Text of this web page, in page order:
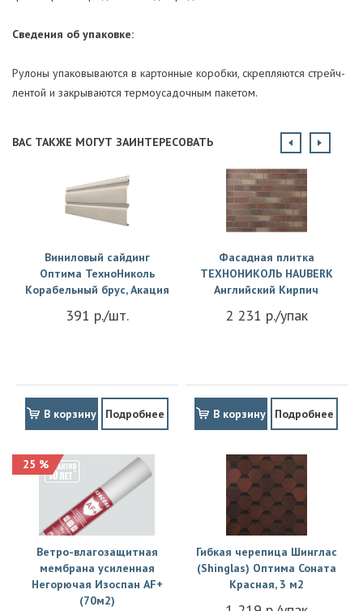
Сведения об упаковке:
Рулоны упаковываются в картонные коробки, скрепляются стрейч-
лентой и закрываются термоусадочным пакетом.
ВАС ТАКЖЕ МОГУТ ЗАИНТЕРЕСОВАТЬ
Виниловый сайдинг
Оптима ТехноНиколь
Корабельный брус, Акация
391 р./шт.
В корзину Подробнее
Фасадная плитка
ТЕХНОНИКОЛЬ HAUBERK
Английский Кирпич
2 231 р./упак
В корзину Подробнее
25 %
Ветро-влагозащитная
мембрана усиленная
Негорючая Изоспан АF+
(70м2)
Гибкая черепица Шинглас
(Shinglas) Оптима Соната
Красная, 3 м2